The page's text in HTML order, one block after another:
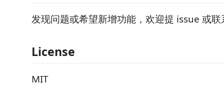
发现问题或希望新增功能，欢迎提 issue 或联
License
MIT